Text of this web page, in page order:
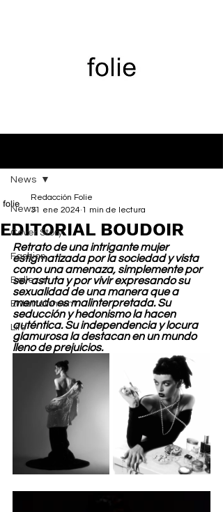
News
Cover Story
Fashion
Belleza
Entertainment
Life
News
EDITORIAL BOUDOIR
Redacción Folie
31 ene 2024 1 min de lectura
Retrato de una intrigante mujer
estigmatizada por la sociedad y vista
como una amenaza, simplemente por
ser astuta y por vivir expresando su
sexualidad de una manera que a
menudo es malinterpretada. Su
seducción y hedonismo la hacen
auténtica. Su independencia y locura
glamurosa la destacan en un mundo
lleno de prejuicios.